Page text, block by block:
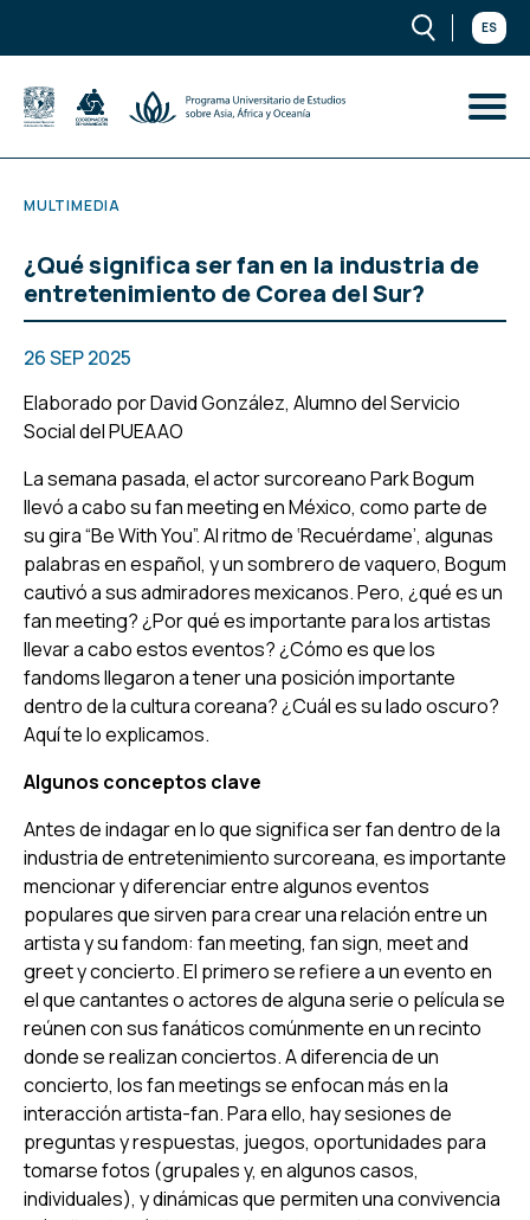
ES
MULTIMEDIA
¿Qué significa ser fan en la industria de
entretenimiento de Corea del Sur?
26 SEP 2025
Elaborado por David González, Alumno del Servicio
Social del PUEAAO
La semana pasada, el actor surcoreano Park Bogum
llevó a cabo sufan meetingen México, como parte de
su gira “Be With You”. Al ritmo de ‘Recuérdame’, algunas
palabras en español, y un sombrero de vaquero, Bogum
cautivó a sus admiradores mexicanos. Pero, ¿qué es un
fan meeting? ¿Por qué es importante para los artistas
llevar a cabo estos eventos? ¿Cómo es que los
fandoms llegaron a tener una posición importante
dentro de la cultura coreana? ¿Cuál es su lado oscuro?
Aquí te lo explicamos.
Algunos conceptos clave
Antes de indagar en lo que significa ser fan dentro de la
industria de entretenimiento surcoreana, es importante
mencionar y diferenciar entre algunos eventos
populares que sirven para crear una relación entre un
artista y su fandom: fan meeting, fan sign, meet and
greety concierto. El primero se refiere a un evento en
el que cantantes o actores de alguna serie o película se
reúnen con sus fanáticos comúnmente en un recinto
donde se realizan conciertos. A diferencia de un
concierto, los fan meetings se enfocan más en la
interacción artista-fan. Para ello, hay sesiones de
preguntas y respuestas, juegos, oportunidades para
tomarse fotos (grupales y, en algunos casos,
individuales), y dinámicas que permiten una convivencia